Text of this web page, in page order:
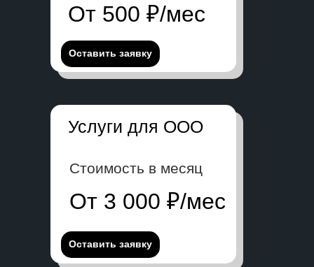
Оставить заявку
Стоимость в месяц
Услуги для ООО
От 500 ₽/мес
Оставить заявку
От 3 000 ₽/мес